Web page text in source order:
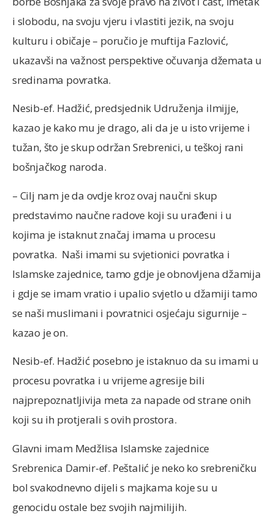
i slobodu, na svoju vjeru i vlastiti jezik, na svoju
kulturu i običaje – poručio je muftija Fazlović,
ukazavši na važnost perspektive očuvanja džemata u
sredinama povratka.
Nesib-ef. Hadžić, predsjednik Udruženja ilmijje,
kazao je kako mu je drago, ali da je u isto vrijeme i
tužan, što je skup održan Srebrenici, u teškoj rani
bošnjačkog naroda.
– Cilj nam je da ovdje kroz ovaj naučni skup
predstavimo naučne radove koji su urađeni i u
kojima je istaknut značaj imama u procesu
povratka. Naši imami su svjetionici povratka i
Islamske zajednice, tamo gdje je obnovljena džamija
i gdje se imam vratio i upalio svjetlo u džamiji tamo
se naši muslimani i povratnici osjećaju sigurnije –
kazao je on.
Nesib-ef. Hadžić posebno je istaknuo da su imami u
procesu povratka i u vrijeme agresije bili
najprepoznatljivija meta za napade od strane onih
koji su ih protjerali s ovih prostora.
Glavni imam Medžlisa Islamske zajednice
Srebrenica Damir-ef. Peštalić je neko ko srebreničku
bol svakodnevno dijeli s majkama koje su u
genocidu ostale bez svojih najmilijih.